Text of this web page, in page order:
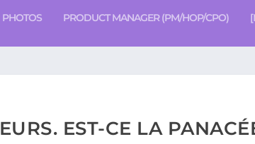
PHOTOS PRODUCT MANAGER (PM/HOP/CPO)
EST-CE LA